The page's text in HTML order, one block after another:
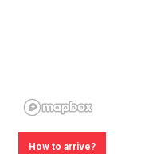
How to arrive?